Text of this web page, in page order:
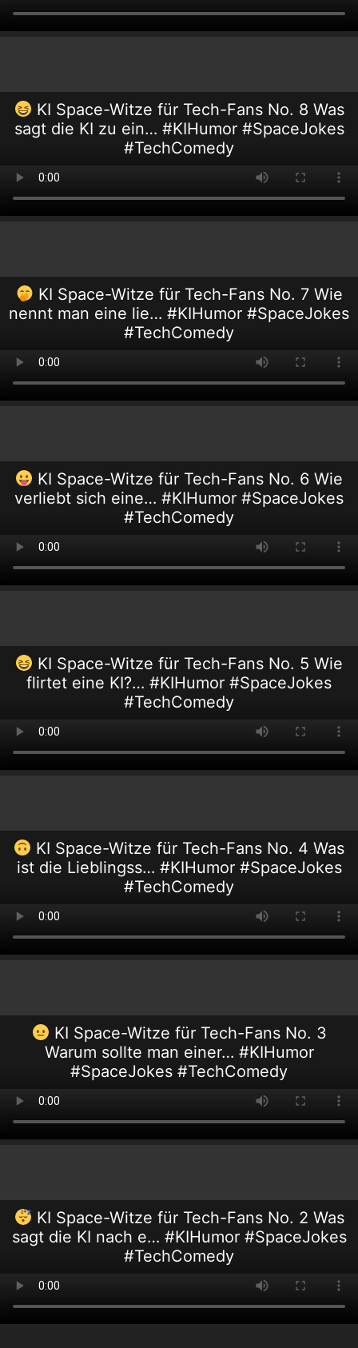
KI Space-Witze für Tech-Fans No. 8 Was
sagt die KI zu ein… #KIHumor #SpaceJokes
#TechComedy
KI Space-Witze für Tech-Fans No. 7 Wie
nennt man eine lie… #KIHumor #SpaceJokes
#TechComedy
KI Space-Witze für Tech-Fans No. 6 Wie
verliebt sich eine… #KIHumor #SpaceJokes
#TechComedy
KI Space-Witze für Tech-Fans No. 5 Wie
flirtet eine KI?… #KIHumor #SpaceJokes
#TechComedy
KI Space-Witze für Tech-Fans No. 4 Was
ist die Lieblingss… #KIHumor #SpaceJokes
#TechComedy
KI Space-Witze für Tech-Fans No. 3
Warum sollte man einer… #KIHumor
#SpaceJokes #TechComedy
KI Space-Witze für Tech-Fans No. 2 Was
sagt die KI nach e… #KIHumor #SpaceJokes
#TechComedy